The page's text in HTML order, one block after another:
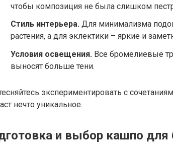
чтобы композиция не была слишком
Стиль интерьера. Для минимализма
растения, а для эклектики – яркие и
Условия освещения. Все бромелиевые
выносят больше тени.
экспериментировать с
нечто уникальное.
и выбор кашпо